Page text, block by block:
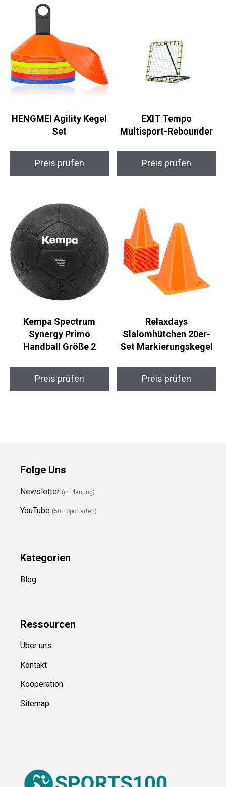
Ähnliche Produkte
HENGMEI Agility
Kegel Set
Preis prüfen
EXIT Tempo
Multisport-Rebounder
Preis prüfen
Synergy Primo
Handball Größe 2
Slalomhütchen 20er-
Set Markierungskegel
Folge Uns
YouTube (50+ Sportarten)
Blog
Ressource
Über uns
Kontakt